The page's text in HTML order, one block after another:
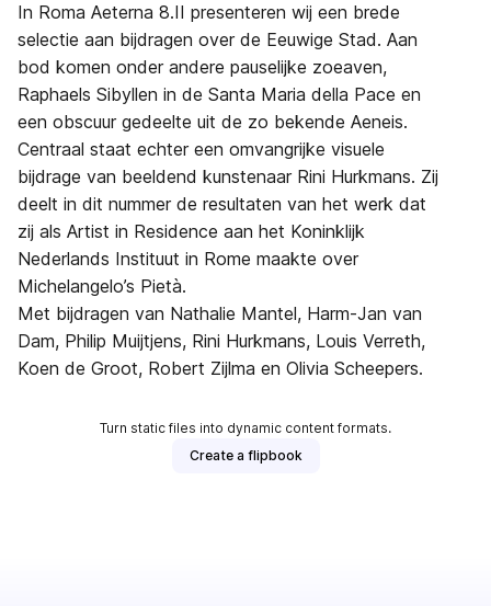
In Roma Aeterna 8.II presenteren wij een brede
selectie aan bijdragen over de Eeuwige Stad. Aan
bod komen onder andere pauselijke zoeaven,
Raphaels Sibyllen in de Santa Maria della Pace en
een obscuur gedeelte uit de zo bekende Aeneis.
Centraal staat echter een omvangrijke visuele
bijdrage van beeldend kunstenaar Rini Hurkmans. Zij
deelt in dit nummer de resultaten van het werk dat
zij als Artist in Residence aan het Koninklijk
Nederlands Instituut in Rome maakte over
Michelangelo’s Pietà.
Met bijdragen van Nathalie Mantel, Harm-Jan van
Dam, Philip Muijtjens, Rini Hurkmans, Louis Verreth,
Koen de Groot, Robert Zijlma en Olivia Scheepers.
Turn static files into dynamic content formats.
Create a flipbook